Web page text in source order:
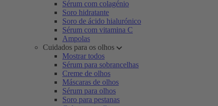
Sérum com colagénio
Soro hidratante
Soro de ácido hialurónico
Sérum com vitamina C
Ampolas
Cuidados para os olhos
Mostrar todos
Sérum para sobrancelhas
Creme de olhos
Máscaras de olhos
Sérum para olhos
Soro para pestanas